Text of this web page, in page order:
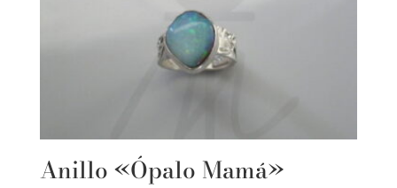
Anillo «Ópalo Mamá»